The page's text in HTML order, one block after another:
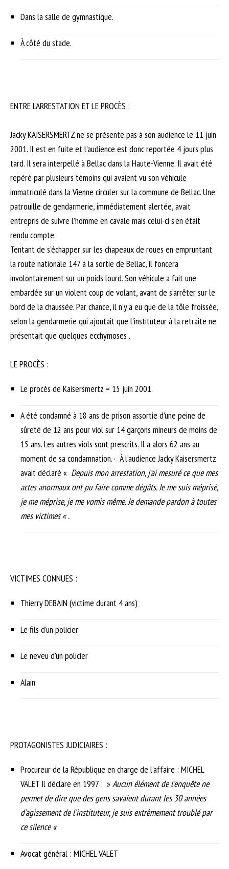
Dans la salle de gymnastique.
À côté du stade.
ENTRE L’ARRESTATION ET LE PROCÈS :
Jacky KAISERSMERTZ ne se présente pas à son audience le 11 juin
2001. Il est en fuite et l’audience est donc reportée 4 jours plus
tard. Il sera interpellé à Bellac dans la Haute-Vienne. Il avait été
repéré par plusieurs témoins qui avaient vu son véhicule
immatriculé dans la Vienne circuler sur la commune de Bellac. Une
patrouille de gendarmerie, immédiatement alertée, avait
entrepris de suivre l’homme en cavale mais celui-ci s’en était
rendu compte.
Tentant de s’échapper sur les chapeaux de roues en empruntant
la route nationale 147 à la sortie de Bellac, il foncera
involontairement sur un poids lourd. Son véhicule a fait une
embardée sur un violent coup de volant, avant de s’arrêter sur le
bord de la chaussée. Par chance, il n’y a eu que de la tôle froissée,
selon la gendarmerie qui ajoutait que l’instituteur à la retraite ne
présentait que quelques ecchymoses .
LE PROCÈS :
Le procès de Kaisersmertz = 15 juin 2001.
A été condamné à 18 ans de prison assortie d’une peine de
sûreté de 12 ans pour viol sur 14 garçons mineurs de moins de
15 ans. Les autres viols sont prescrits. Il a alors 62 ans au
moment de sa condamnation. · À l’audience Jacky Kaisersmertz
avait déclaré « Depuis mon arrestation, j’ai mesuré ce que mes
actes anormaux ont pu faire comme dégâts. Je me suis méprisé,
je me méprise, je me vomis même. Je demande pardon à toutes
mes victimes « .
VICTIMES CONNUES :
Thierry DEBAIN (victime durant 4 ans)
Le fils d’un policier
Le neveu d’un policier
Alain
PROTAGONISTES JUDICIAIRES :
Procureur de la République en charge de l’affaire : MICHEL
VALET Il déclare en 1997 : »Aucun élément de l’enquête ne
permet de dire que des gens savaient durant les 30 années
d’agissement de l’instituteur, je suis extrêmement troublé par
ce silence «
Avocat général : MICHEL VALET